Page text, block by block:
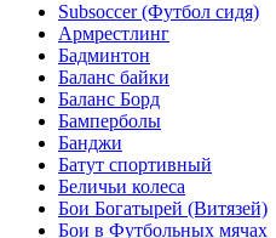
Subsoccer (Футбол сидя)
Армрестлинг
Бадминтон
Баланс байки
Баланс Борд
Бамперболы
Банджи
Батут спортивный
Беличьи колеса
Бои Богатырей (Витязей)
Бои в Футбольных мячах